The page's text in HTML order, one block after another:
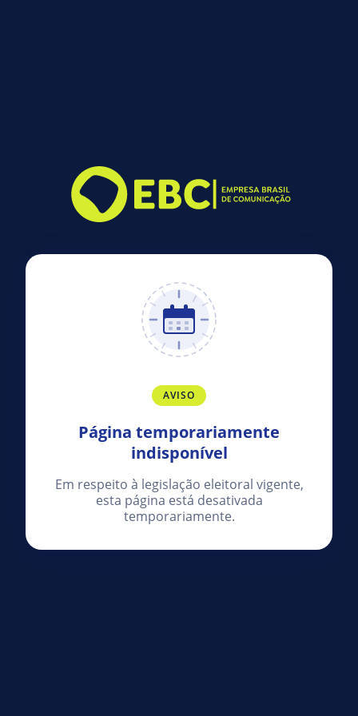
AVISO
Página temporariamente
indisponível
Em respeito à legislação eleitoral vigente,
esta página está desativada
temporariamente.